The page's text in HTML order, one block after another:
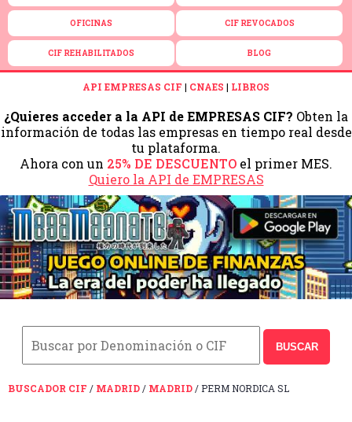
OFICINAS CIF REVOCADOS
CIF REHABILITADOS BLOG
API EMPRESAS CIF | CNAES | LIBROS
¿Quieres acceder a la API de EMPRESAS CIF? Obten la
información de todas las empresas en tiempo real desde
tu plataforma.
Ahora con un 25% DE DESCUENTO el primer MES.
Quiero la API de EMPRESAS
BUSCAR
BUSCADOR CIF / MADRID/ MADRID/ PERM NORDICA SL